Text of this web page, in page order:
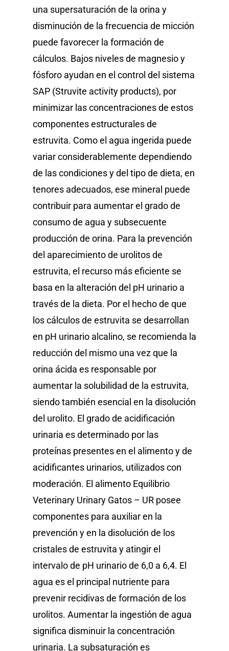
una supersaturación de la orina y
disminución de la frecuencia de micción
puede favorecer la formación de
cálculos. Bajos niveles de magnesio y
fósforo ayudan en el control del sistema
SAP (Struvite activity products), por
minimizar las concentraciones de estos
componentes estructurales de
estruvita. Como el agua ingerida puede
variar considerablemente dependiendo
de las condiciones y del tipo de dieta, en
tenores adecuados, ese mineral puede
contribuir para aumentar el grado de
consumo de agua y subsecuente
producción de orina. Para la prevención
del aparecimiento de urolitos de
estruvita, el recurso más eficiente se
basa en la alteración del pH urinario a
través de la dieta. Por el hecho de que
los cálculos de estruvita se desarrollan
en pH urinario alcalino, se recomienda la
reducción del mismo una vez que la
orina ácida es responsable por
aumentar la solubilidad de la estruvita,
siendo también esencial en la disolución
del urolito. El grado de acidificación
urinaria es determinado por las
proteínas presentes en el alimento y de
acidificantes urinarios, utilizados con
moderación. El alimento Equilibrio
Veterinary Urinary Gatos – UR posee
componentes para auxiliar en la
prevención y en la disolución de los
cristales de estruvita y atingir el
intervalo de pH urinario de 6,0 a 6,4. El
agua es el principal nutriente para
prevenir recidivas de formación de los
urolitos. Aumentar la ingestión de agua
significa disminuir la concentración
urinaria. La subsaturación es
Donde
info@sadenir.com.uy